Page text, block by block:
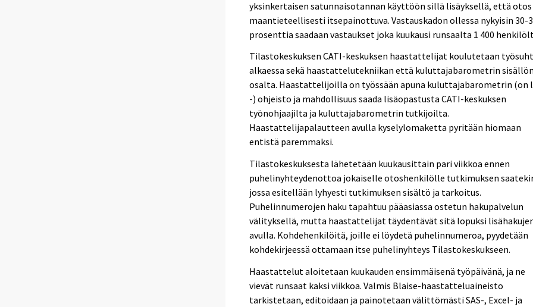
yksinkertaisen satunnaisotannan käyttöön sillä lisäyksellä, että otos
maantieteellisesti itsepainottuva. Vastauskadon ollessa nykyisin 30-
prosenttia saadaan vastaukset joka kuukausi runsaalta 1 400
Tilastokeskuksen CATI-keskuksen haastattelijat koulutetaan
alkaessa sekä haastattelutekniikan että kuluttajabarometrin sisällön
osalta. Haastattelijoilla on työssään apuna kuluttajabarometrin (on
-) ohjeisto ja mahdollisuus saada lisäopastusta CATI-keskuksen
työnohjaajilta ja kuluttajabarometrin tutkijoilta.
Haastattelijapalautteen avulla kyselylomaketta pyritään hiomaan
entistä paremmaksi.
Tilastokeskuksesta lähetetään kuukausittain pari viikkoa ennen
puhelinyhteydenottoa jokaiselle otoshenkilölle tutkimuksen
jossa esitellään lyhyesti tutkimuksen sisältö ja tarkoitus.
Puhelinnumerojen haku tapahtuu pääasiassa ostetun hakupalvelun
välityksellä, mutta haastattelijat täydentävät sitä lopuksi
avulla. Kohdehenkilöitä, joille ei löydetä puhelinnumeroa, pyydetään
kohdekirjeessä ottamaan itse puhelinyhteys Tilastokeskukseen.
Haastattelut aloitetaan kuukauden ensimmäisenä työpäivänä, ja ne
vievät runsaat kaksi viikkoa. Valmis Blaise-haastatteluaineisto
tarkistetaan, editoidaan ja painotetaan välittömästi SAS-, Excel- ja